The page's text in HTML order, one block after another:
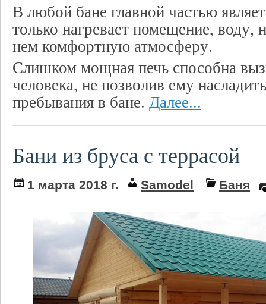
В любой бане главной частью
только нагревает помещение, воду,
нем комфортную атмосферу.
Слишком мощная печь способна
человека, не позволив ему
пребывания в бане. Далее...
Бани из бруса с террасой
1 марта 2018 г. Samodel Баня